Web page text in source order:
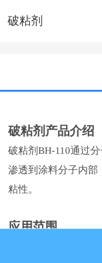
破粘剂
破粘剂产品介绍
破粘剂 BH-110通过
渗透到涂料分子内部
粘性。
应用范围
应用于油漆喷涂循